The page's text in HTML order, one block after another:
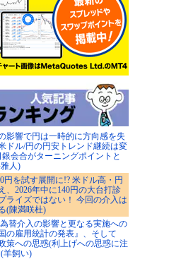
影響で円は一時的に方向感を失
ドル/円の円安トレンド継続は変
銀会合がターニングポイントと
人)
円を試す展開に!? 米ドル高・円
、2026年中に140円の大台打診
ライズではない！ 今回の介入は
(陳満咲杜)
替介入の影響と更なる実施への
の雇用統計の発表』、そして
策への思惑(利上げへの思惑に注
羊飼い)